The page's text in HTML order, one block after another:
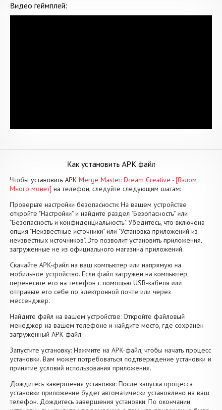
Видео геймплей:
Как установить APK файл
Чтобы установить APK Merge Master: Dream Creative - [Взлом
Много монет] на телефон, следуйте следующим шагам:
Проверьте настройки безопасности: На вашем устройстве
откройте "Настройки" и найдите раздел "Безопасность" или
"Безопасность и конфиденциальность". Убедитесь, что включена
опция "Неизвестные источники" или "Установка приложений из
неизвестных источников". Это позволит установить приложения,
загруженные не из официального магазина приложений.
Скачайте APK-файл на ваш компьютер или напрямую на
мобильное устройство. Если файл загружен на компьютер,
перенесите его на телефон с помощью USB-кабеля или
отправьте его себе по электронной почте или через
мессенджер.
Найдите файл на вашем устройстве: Откройте файловый
менеджер на вашем телефоне и найдите место, где сохранен
загруженный APK-файл.
Запустите установку: Нажмите на APK-файл, чтобы начать процесс
установки. Вам может потребоваться подтверждение установки и
принятие условий использования приложения.
Дождитесь завершения установки: После запуска процесса
установки приложение будет автоматически установлено на ваш
телефон. Дождитесь завершения установки. По окончании